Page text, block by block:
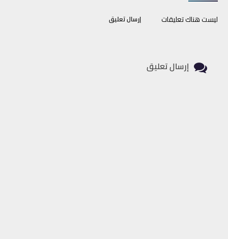
ليست هناك تعليقات إرسال تعليق
إرسال تعليق